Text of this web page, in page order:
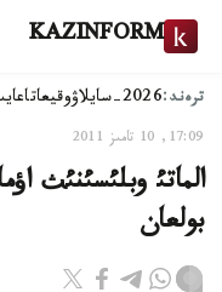
KAZINFORM
ترەند:2026-سايلاۋ وقيعا
17:09, 10 تامىز 2011
الماتئ وبلئسئنئث
بولعان